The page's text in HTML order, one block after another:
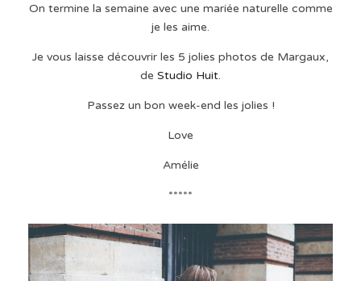
On termine la semaine avec une mariée naturelle comme
je les aime.
Je vous laisse découvrir les 5 jolies photos de Margaux,
de Studio Huit.
Passez un bon week-end les jolies !
Love
Amélie
*****